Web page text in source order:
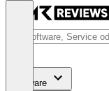
Software